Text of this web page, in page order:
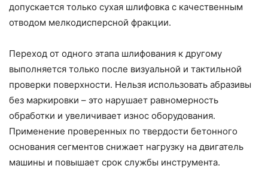
допускается только сухая шлифовка с качественным
отводом мелкодисперсной фракции.
Переход от одного этапа шлифования к другому
выполняется только после визуальной и тактильной
проверки поверхности. Нельзя использовать абразивы
без маркировки – это нарушает равномерность
обработки и увеличивает износ оборудования.
Применение проверенных по твердости бетонного
основания сегментов снижает нагрузку на двигатель
машины и повышает срок службы инструмента.